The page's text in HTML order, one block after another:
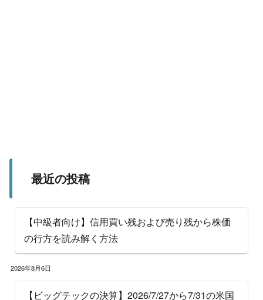
最近の投稿
【中級者向け】信用買い残および売り残から株価
の行方を読み解く方法
2026年8月6日
【ビッグテックの決算】2026/7/27から7/31の米国